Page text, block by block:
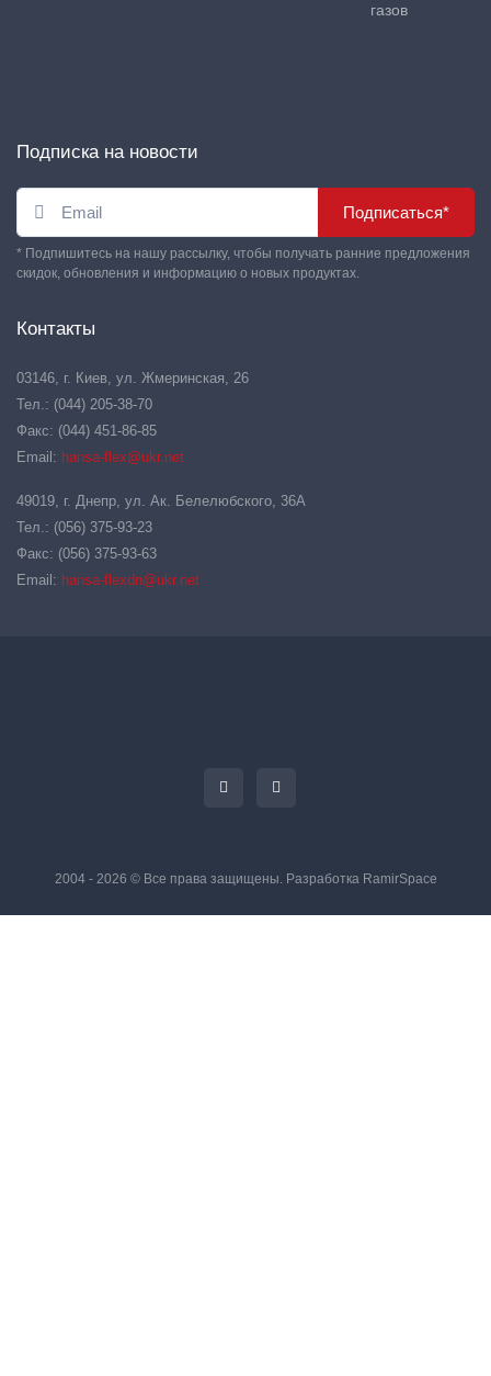
газов
Подписка на новости
Подписаться*
* Подпишитесь на нашу рассылку, чтобы получать ранние предложения
скидок, обновления и информацию о новых продуктах.
Контакты
03146, г. Киев, ул. Жмеринская, 26
Тел.: (044) 205-38-70
Факс: (044) 451-86-85
Email: hansa-flex@ukr.net
49019, г. Днепр, ул. Ак. Белелюбского, 36А
Тел.: (056) 375-93-23
Факс: (056) 375-93-63
Email: hansa-flexdn@ukr.net
2004 - 2026 © Все права защищены. Разработка RamirSpace